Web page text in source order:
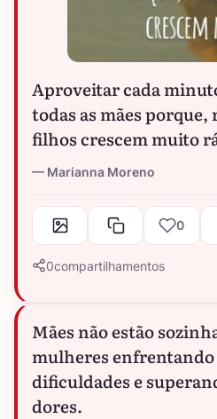
Aproveitar cada
todas as mães porque,
filhos crescem muito
Marianna Moreno
0
0compartilhamentos
Mães não estão
mulheres enfrentando
dificuldades e
dores.